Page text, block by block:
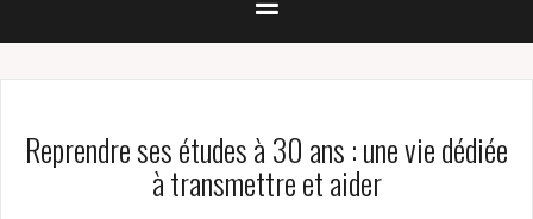
Reprendre ses études à 30 ans : une vie dédiée
à transmettre et aider